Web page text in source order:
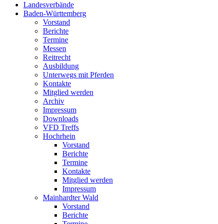
Landesverbände
Baden-Württemberg
Vorstand
Berichte
Termine
Messen
Reitrecht
Ausbildung
Unterwegs mit Pferden
Kontakte
Mitglied werden
Archiv
Impressum
Downloads
VFD Treffs
Hochrhein
Vorstand
Berichte
Termine
Kontakte
Mitglied werden
Impressum
Mainhardter Wald
Vorstand
Berichte